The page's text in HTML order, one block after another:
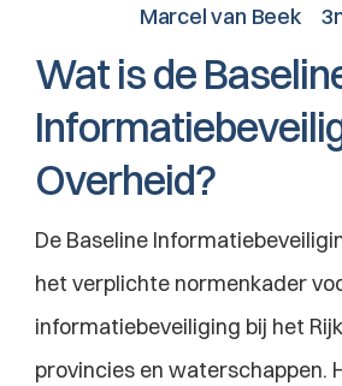
Marcel van Beek
Wat is de
Overheid?
De Baseline
het verplichte normenkader
informatiebeveiliging bij het
provincies en waterschappen.